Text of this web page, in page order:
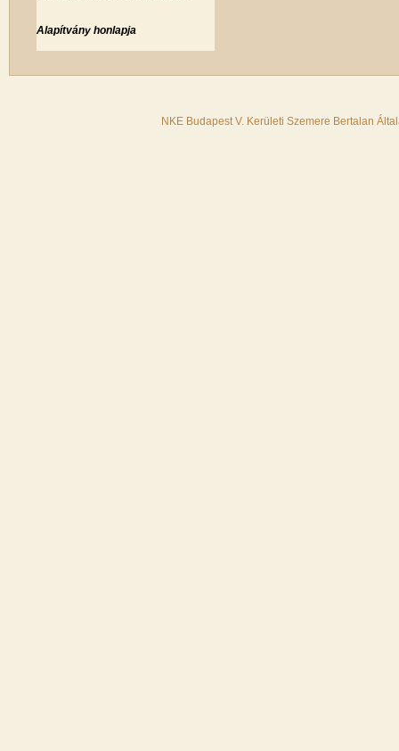
Alapítvány honlapja
NKE Budapest V. Kerületi Szemere Bertalan